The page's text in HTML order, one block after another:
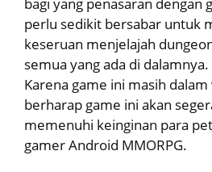
perlu sedikit bersabar untuk
keseruan menjelajah
semua yang ada di
Karena game ini masih
berharap game ini akan
memenuhi keinginan para
gamer Android MMORPG.